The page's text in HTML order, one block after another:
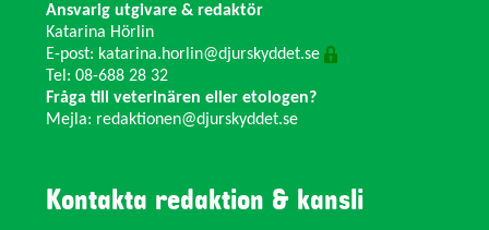
Ansvarig utgivare & redaktör
Katarina Hörlin
E-post: katarina.horlin@djurskyddet.se
Tel: 08-688 28 32
Fråga till veterinären eller etologen?
Mejla: redaktionen@djurskyddet.se
Kontakta redaktion & kansli